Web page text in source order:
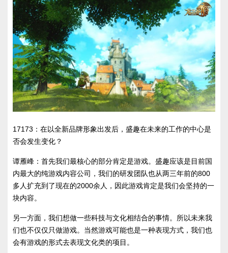
17173：在以全新品牌形象出发后，盛趣在未来的工作的中心是
否会发生变化？
谭雁峰：首先我们最核心的部分肯定是游戏。盛趣应该是目前国
内最大的纯游戏内容公司，我们的研发团队也从两三年前的800
多人扩充到了现在的2000余人，因此游戏肯定是我们会坚持的一
块内容。
另一方面，我们想做一些科技与文化相结合的事情。所以未来我
们也不仅仅只做游戏。当然游戏可能也是一种表现方式，我们也
会有游戏的形式去表现文化类的项目。